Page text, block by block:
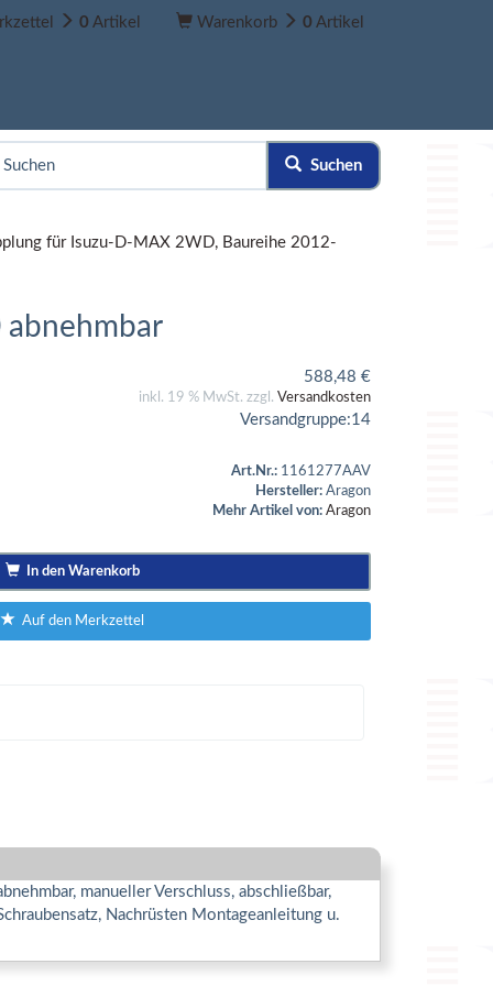
0 Artikel Warenkorb 0 Artikel
Suchen
für Isuzu-D-MAX 2WD, Baureihe 2012-
588,48 €
inkl. 19 % MwSt. zzgl. Versandkosten
Versandgruppe:14
Art.Nr.: 1161277AAV
Hersteller: Aragon
Mehr Artikel von: Aragon
In den Warenkorb
Auf den Merkzettel
manueller Verschluss, abschließbar,
Nachrüsten Montageanleitung u.